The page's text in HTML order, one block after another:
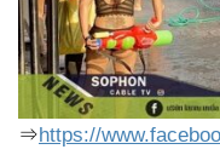
⇒https://